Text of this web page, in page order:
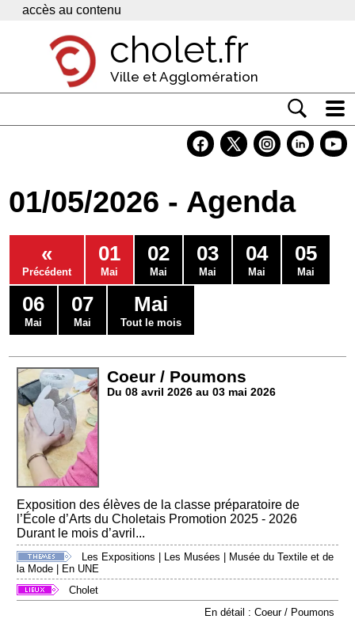
Panneau de gestion des cookies
accès au contenu
cholet.fr
Ville et Agglomération
Economie
Services
Contacts
01/05/2026 - Agenda
«
Précédent
01
Mai
02
Mai
03
Mai
04
Mai
05
Mai
06
Mai
07
Mai
Mai
Tout le mois
Coeur / Poumons
Du 08 avril 2026 au 03 mai 2026
Exposition des élèves de la classe préparatoire de
l’École d’Arts du Choletais Promotion 2025 - 2026
Durant le mois d’avril...
Les Expositions | Les Musées | Musée du Textile et de
la Mode | En UNE
Cholet
En détail : Coeur / Poumons